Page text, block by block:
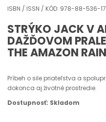
ISBN / ISSN / KÓD: 978-88-536-
STRÝKO JACK V
DAŽĎOVOM
THE AMAZON
Príbeh o sile priateľstva a
dokonca aj životné prostredie.
Dostupnosť: Skladom